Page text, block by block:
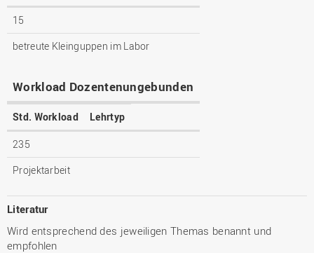
15
betreute Kleinguppen im Labor
Workload Dozentenungebunden
Std. Workload Lehrtyp
235
Projektarbeit
Literatur
Wird entsprechend des jeweiligen Themas benannt und
empfohlen